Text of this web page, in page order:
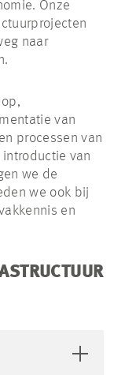
Onze
naar
van
processen van
van
we de
we ook bij
en